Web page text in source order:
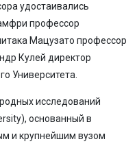
удостаивались
профессор
Мацузато профессор
Кулей директор
Университета.
исследований
основанный в
и крупнейшим вузом